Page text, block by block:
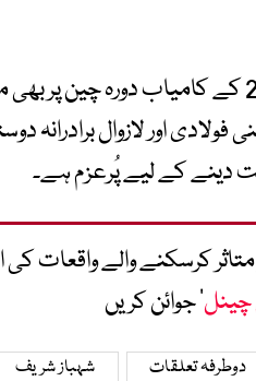
انہوں نے وزیراعظم کو 23 تا 26 مئی 2026 کے
اور لازوال برادرانہ
دینے کے لیے پُرعزم ہے۔
متاثر کرسکنے والے واقعات
‘ جوائن کریں
دوطرفہ تعلقات شہباز شریف